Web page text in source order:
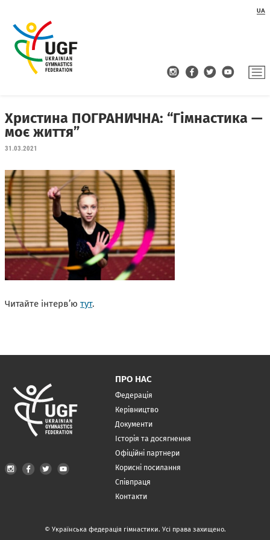
UA
Христина ПОГРАНИЧНА: “Гімнастика —
моє життя”
31.03.2021
Читайте інтерв’ютут.
ПРО НАС
Федерація
Керівництво
Документи
Історія та досягнення
Офіційні партнери
Корисні посилання
Співпраця
Контакти
© Українська федерація гімнастики. Усі права захищено.